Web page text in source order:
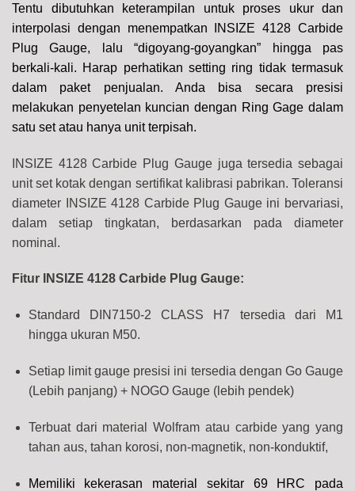
Tentu dibutuhkan keterampilan untuk proses ukur dan
interpolasi dengan menempatkan INSIZE 4128 Carbide
Plug Gauge, lalu “digoyang-goyangkan” hingga pas
berkali-kali. Harap perhatikan setting ring tidak termasuk
dalam paket penjualan. Anda bisa secara presisi
melakukan penyetelan kuncian dengan Ring Gage dalam
satu set atau hanya unit terpisah.
INSIZE 4128 Carbide Plug Gauge juga tersedia sebagai
unit set kotak dengan sertifikat kalibrasi pabrikan. Toleransi
diameter INSIZE 4128 Carbide Plug Gauge ini bervariasi,
dalam setiap tingkatan, berdasarkan pada diameter
nominal.
Fitur INSIZE 4128 Carbide Plug Gauge:
Standard DIN7150-2 CLASS H7 tersedia dari M1
hingga ukuran M50.
Setiap limit gauge presisi ini tersedia dengan Go Gauge
(Lebih panjang) + NOGO Gauge (lebih pendek)
Terbuat dari material Wolfram atau carbide yang yang
tahan aus, tahan korosi, non-magnetik, non-konduktif,
Memiliki kekerasan material sekitar 69 HRC pada